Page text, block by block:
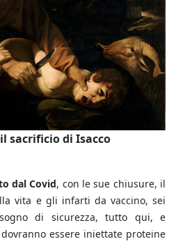
sacrificio di Isacco
dal Covid, con le sue chiusure, il
vita e gli infarti da vaccino, sei
di sicurezza, tutto qui, e
essere iniettate proteine